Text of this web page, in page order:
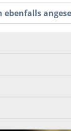
ebenfalls